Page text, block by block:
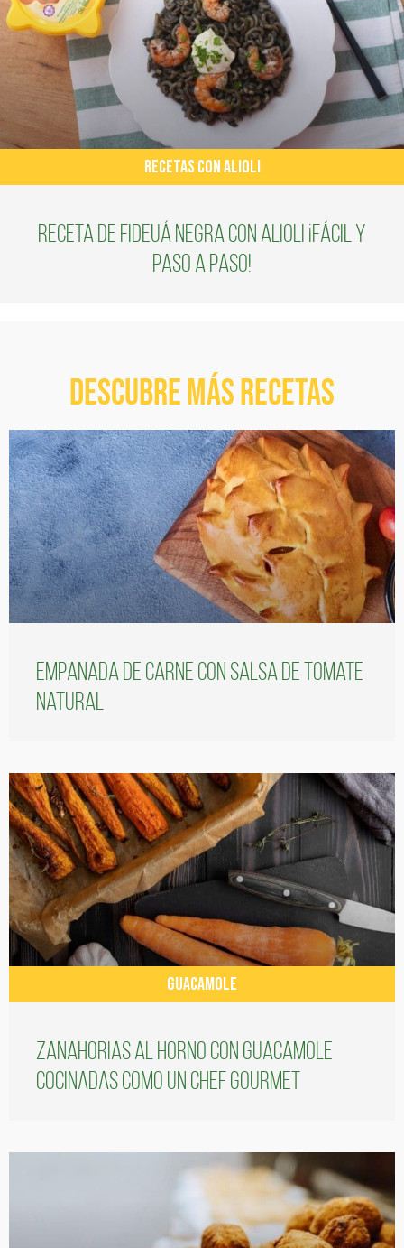
RECETAS CON ALIOLI
Receta de fideuá negra con alioli ¡fácil y
paso a paso!
Descubre más recetas
Empanada de carne con salsa de tomate
natural
GUACAMOLE
Zanahorias al horno con guacamole
cocinadas como un chef gourmet